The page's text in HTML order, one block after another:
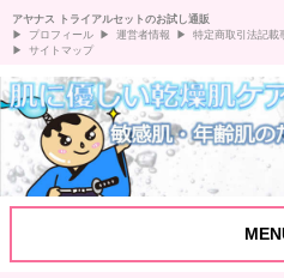
アヤナス トライアルセットのお試し通販
プロフィール
運営者情報 特定商取引法記載
サイトマップ